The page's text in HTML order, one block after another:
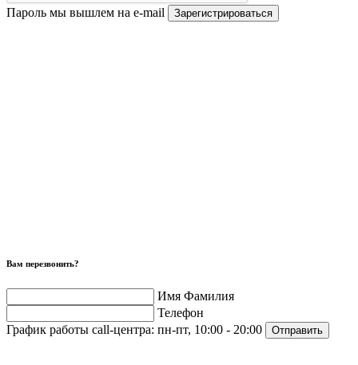
Пароль мы вышлем на e-mail Зарегистрироваться
Вам перезвонить?
Имя Фамилия
Телефон
График работы call-центра: пн-пт, 10:00 - 20:00 Отправить